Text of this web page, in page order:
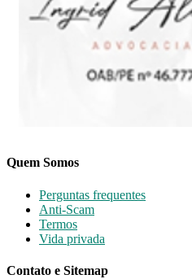
Quem Somos
Perguntas frequentes
Anti-Scam
Termos
Vida privada
Contato e Sitemap